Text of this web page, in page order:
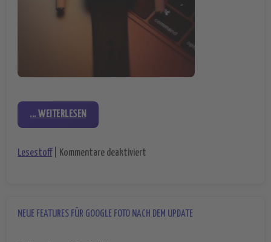
... WEITERLESEN
Lesestoff Kommentare deaktiviert
NEUE FEATURES FÜR GOOGLE FOTO NACH DEM UPDATE